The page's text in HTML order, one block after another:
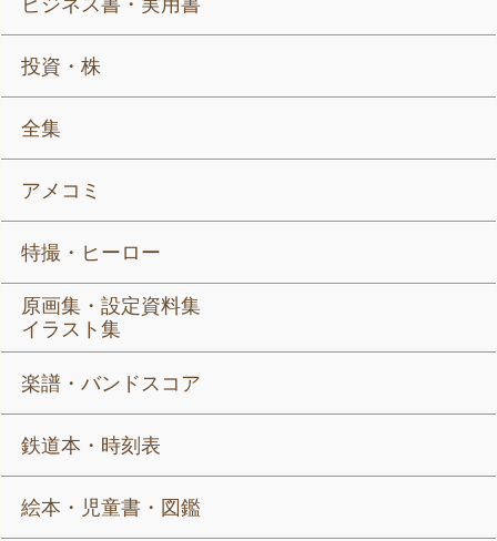
投資・株
全集
アメコミ
特撮・ヒーロー
原画集・設定資料集
イラスト集
楽譜・バンドスコア
鉄道本・時刻表
絵本・児童書・図鑑